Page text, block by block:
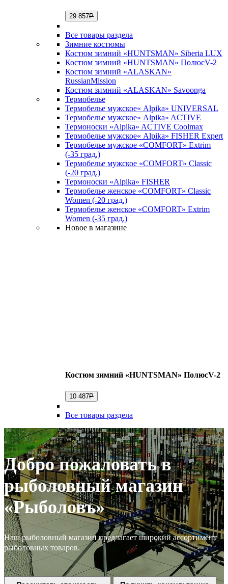
29 857Р
Все товары раздела
Зимние костюмы
Костюм зимний «HUNTSMAN» Siberia LUX
Костюм зимний «HUNTSMAN» ПолюсV-2
Костюм зимний «ALASKAN»
RussianMission
Костюм зимний «ALASKAN» Savoonga
Термобелье
Термобелье мужское« Alpika» UNIVERSAL
Термобелье мужское« Alpika» ACTIVE
Термоноски «Alpika» ACTIVE Coolmax
Термобелье мужское« Alpika» FISHER Expert
Термобелье мужское «COMFORT» Extrim
(-35 град.)
Термобелье мужское «COMFORT» Classic
(-20 град.)
Термоноски «Alpika» FISHER
Термобелье женское «COMFORT» Classic
Women (-20 град.)
Термобелье женское «COMFORT» Extrim
Women (-35 град.)
Новое в магазине
Костюм зимний «HUNTSMAN» ПолюсV-2
10 487Р
Все товары раздела
Добро пожаловать в
рыболовный магазин
«Рыболовъ»
Наш рыболовный магазин предлагает широкий ассортимент
рыболовных товаров.